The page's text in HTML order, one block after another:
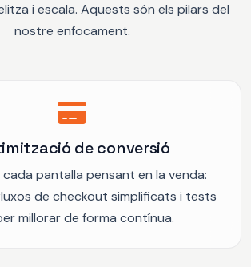
i escala. Aquests són els pilars del
nostre enfocament.
de conversió
cada pantalla pensant en la venda:
de checkout simplificats i tests
millorar de forma contínua.